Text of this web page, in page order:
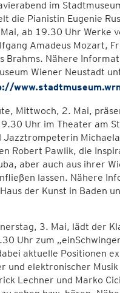
im
die Pianistin Eugenie
ab 19.30 Uhr Werke
Amadeus Mozart,
Brahms. Nähere
Wiener Neustadt
Mittwoch, 2. Mai,
Uhr im Theater am
Jazztrompeterin
Robert Pawlik, die
aber auch aus ihrer
lassen. Nähere
der Kunst in Baden
3. Mai, lädt der
Uhr zum
aktuelle Positionen
und elektronischer
Lechner und Marko